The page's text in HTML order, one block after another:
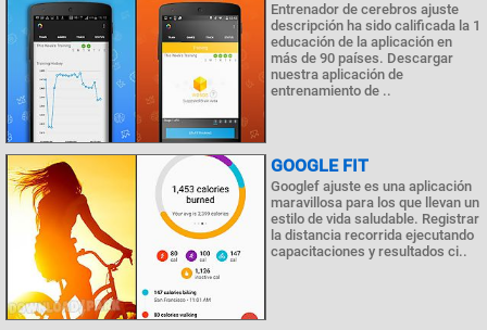
Entrenador de cerebros ajuste
descripción ha sido calificada la 1
educación de la aplicación en
más de 90 países. Descargar
nuestra aplicación de
entrenamiento de ..
GOOGLE FIT
Googlef ajuste es una aplicación
maravillosa para los que llevan un
estilo de vida saludable. Registrar
la distancia recorrida ejecutando
capacitaciones y resultados ci..